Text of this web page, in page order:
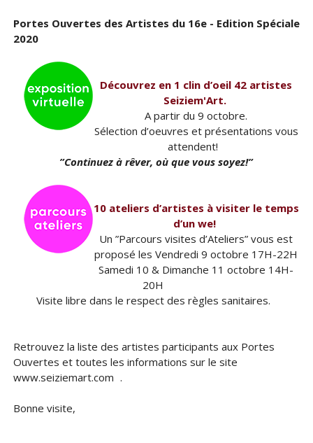
Portes Ouvertes des Artistes du 16e - Edition Spéciale
2020
Découvrez en 1 clin d’oeil 42 artistes
Seiziem'Art.
A partir du 9 octobre.
Sélection d’oeuvres et présentations vous
attendent!
”Continuez à rêver, où que vous soyez!”
10 ateliers d’artistes à visiter le temps
d’un we!
Un ”Parcours visites d’Ateliers” vous est
proposé les Vendredi 9 octobre 17H-22H
Samedi 10 & Dimanche 11 octobre 14H-
20H
Visite libre dans le respect des règles sanitaires.
Retrouvez la liste des artistes participants aux Portes
Ouvertes et toutes les informations sur le site
www.seiziemart.com .
Bonne visite,